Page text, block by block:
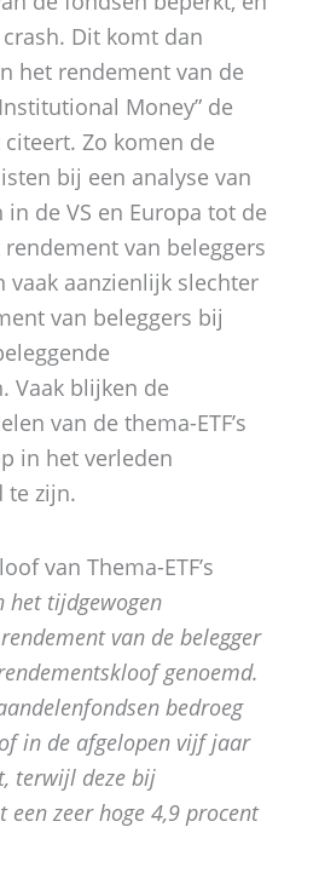
Dit komt dan
het rendement van de
Money” de
Zo komen de
bij een analyse van
de VS en Europa tot de
van beleggers
aanzienlijk slechter
van beleggers bij
Vaak blijken de
van de thema-ETF’s
in het verleden
te zijn.
van Thema-ETF’s
het tijdgewogen
van de belegger
genoemd.
bedroeg
in de afgelopen vijf jaar
terwijl deze bij
een zeer hoge 4,9 procent